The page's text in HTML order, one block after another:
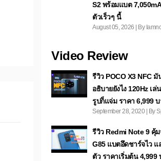
S2 พร้อมแบต
ตัวเร็วๆ นี้
August 05, 2026 | By
Video Review
รีวิว POCO X3 NFC
อธิบายยังไง 120Hz เล่
รูปก็แจ่ม ราคา 6,999
September 28, 2020 | By
รีวิว Redmi Note 9 คุ้
G85 แบตอึดชาร์จไว แ
ตัว ราคาเริ่มต้น 4,999